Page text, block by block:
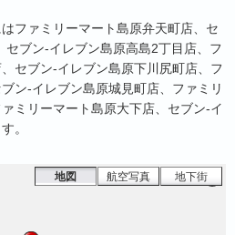
ファミリーマート島原弁天町店、セ
セブン-イレブン島原高島2丁目店、フ
セブン-イレブン島原下川尻町店、フ
ン-イレブン島原城見町店、ファミリ
ミリーマート島原大下店、セブン-イ
。
ファミリーマート島原弁天町店
地図 航空写真 地下街